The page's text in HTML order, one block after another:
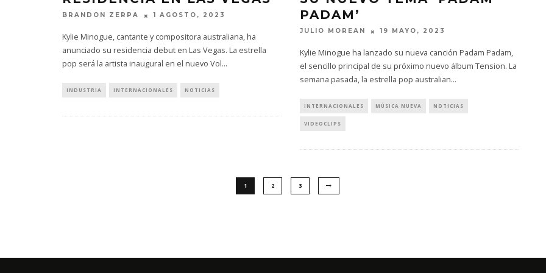
BRANDON ZERPA 1 AGOSTO, 2023
Kylie Minogue, cantante y compositora australiana, ha
anunciado su residencia debut en Las Vegas. La estrella
pop será la artista inaugural en el nuevo Vol...
INDUSTRIA INTERNACIONALES NOTICIAS
PADAM’
JULIO MOREAN 19 MAYO, 2023
Kylie Minogue ha lanzado su nueva canción Padam Padam,
el sencillo principal de su próximo nuevo álbum Tension. La
semana pasada, la estrella pop australian...
INTERNACIONALES MÚSICA NUEVA NOTICIAS
VIDEOCLIPS
1 2 3